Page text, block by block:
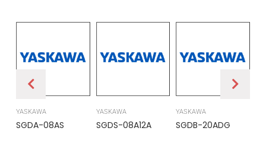
YASKAWA
SGDA-08AS
YASKAWA
SGDS-08A12A
YASKAWA
SGDB-20ADG